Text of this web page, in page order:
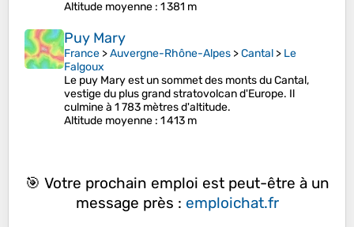
Altitude moyenne : 1 381 m
Puy Mary
France >Auvergne-Rhône-Alpes >Cantal > Le
Falgoux
Le puy Mary est un sommet des monts du Cantal,
vestige du plus grand stratovolcan d'Europe. Il
culmine à 1 783 mètres d'altitude.
Altitude moyenne : 1 413 m
🎯 Votre prochain emploi est peut-être à un
message près : emploichat.fr